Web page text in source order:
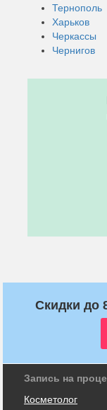
Тернополь
Харьков
Черкассы
Чернигов
Скидки до
Запись на
Косметолог